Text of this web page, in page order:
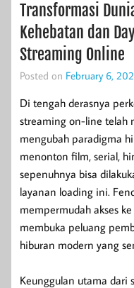
Transformasi
Kehebatan dan
Streaming Online
Posted on February 6,
Di tengah derasnya
streaming on-line telah
mengubah paradigma
menonton film, serial,
sepenuhnya bisa
layanan loading ini.
mempermudah akses
membuka peluang
hiburan modern yang
Keunggulan utama dari